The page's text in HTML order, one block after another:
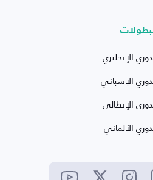
البطولات
الإنجليزي
الإسباني
الإيطالي
الألماني